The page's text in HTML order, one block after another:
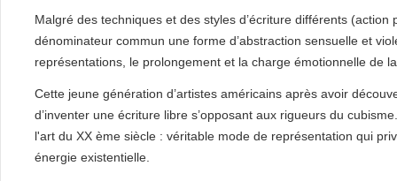
Malgré des techniques et des styles d’écriture différents
dénominateur commun une forme d’abstraction sensuelle et
représentations, le prolongement et la charge émotionnelle de
Cette jeune génération d’artistes américains après avoir
d’inventer une écriture libre s’opposant aux rigueurs du
l'art du XX ème siècle : véritable mode de représentation qui
énergie existentielle.